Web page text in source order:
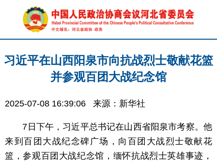
习近平在山西阳泉市向抗战烈士敬献花篮
并参观百团大战纪念馆
2025-07-08 16:39:06 来源：新华社
7日下午，习近平总书记在山西省阳泉市考察。他
来到百团大战纪念碑广场，向百团大战烈士敬献花
篮，参观百团大战纪念馆，缅怀抗战烈士英雄事迹，